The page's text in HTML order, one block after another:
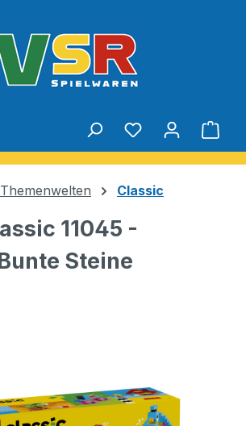
Du hast 0
Classic
11045 -
Steine